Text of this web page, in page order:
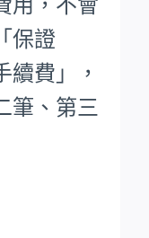
保證
續費」，
筆、第三